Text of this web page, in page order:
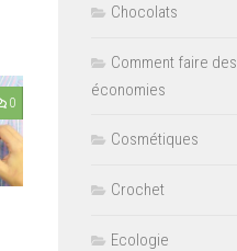
0
Chocolats
Comment faire des
économies
Cosmétiques
Crochet
Ecologie